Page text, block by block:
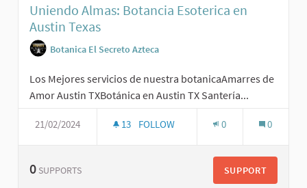
Uniendo Almas: Botancia Esoterica en
Austin Texas
Botanica El Secreto Azteca
Los Mejores servicios de nuestra botanicaAmarres de
Amor Austin TXBotánica en Austin TX Santería...
21/02/2024 13 FOLLOW 0 0
0 SUPPORTS SUPPORT